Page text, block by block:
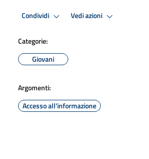
Condividi Vedi azioni
Categorie:
Giovani
Argomenti:
Accesso all'informazione